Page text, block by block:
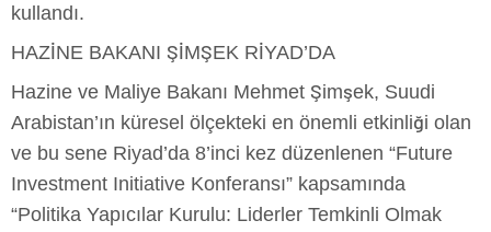
kullandı.
HAZİNE BAKANI ŞİMŞEK RİYAD’DA
Hazine ve Maliye Bakanı Mehmet Şimşek, Suudi
Arabistan’ın küresel ölçekteki en önemli etkinliği olan
ve bu sene Riyad’da 8’inci kez düzenlenen “Future
Investment Initiative Konferansı” kapsamında
“Politika Yapıcılar Kurulu: Liderler Temkinli Olmak